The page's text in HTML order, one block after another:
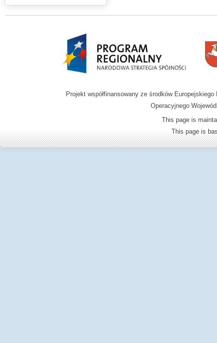
Projekt współfinansowany ze środków
Operacyjnego
This page is
This page is